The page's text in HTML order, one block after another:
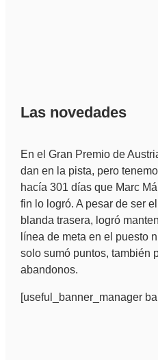
Las novedades
En el Gran Premio de
dan en la pista, pero
hacía 301 días que Marc
fin lo logró. A pesar de ser
blanda trasera, logró
línea de meta en el puesto
solo sumó puntos, también
abandonos.
[useful_banner_manager